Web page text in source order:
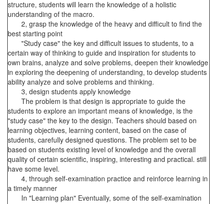
structure, students will learn the knowledge of a holistic
understanding of the macro.
2, grasp the knowledge of the heavy and difficult to find the
best starting point
"Study case" the key and difficult issues to students, to a
certain way of thinking to guide and inspiration for students to
own brains, analyze and solve problems, deepen their knowledge
in exploring the deepening of understanding, to develop students
ability analyze and solve problems and thinking.
3, design students apply knowledge
The problem is that design is appropriate to guide the
students to explore an important means of knowledge, is the
"study case" the key to the design. Teachers should based on
learning objectives, learning content, based on the case of
students, carefully designed questions. The problem set to be
based on students existing level of knowledge and the overall
quality of certain scientific, inspiring, interesting and practical. still
have some level.
4, through self-examination practice and reinforce learning in
a timely manner
In "Learning plan" Eventually, some of the self-examination